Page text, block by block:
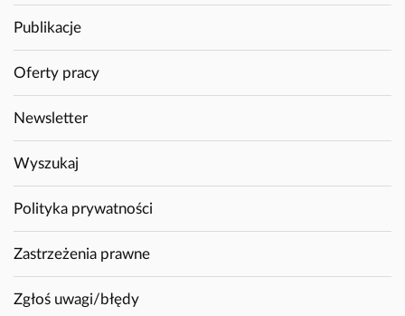
Publikacje
Oferty pracy
Newsletter
Wyszukaj
Polityka prywatności
Zastrzeżenia prawne
Zgłoś uwagi/błędy